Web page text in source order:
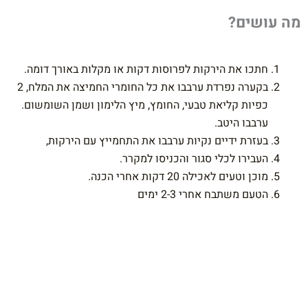
מה עושים?
חתכו את הירקות לפרוסות דקות או מקלות באורך דומה.
בקערה נפרדת ערבבו את כל החומרי החמיצה את המלח, 2
כפיות קליאת טבעי, החומץ, מיץ הלימון ושמן השומשום.
ערבבו היטב.
בעזרת ידיים נקיות ערבבו את התחמייץ עם הירקות,
העבירו לכלי סגור והכניסו למקרר.
מוכן וטעים לאכילה 20 דקות אחרי הכנה.
הטעם משתבח אחרי 2-3 ימים